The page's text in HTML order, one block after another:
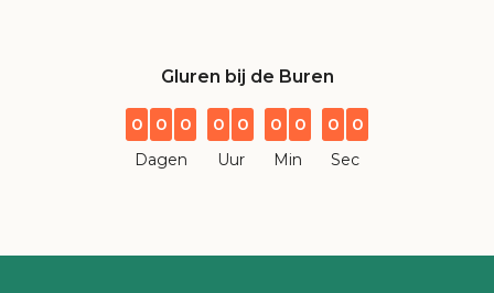
Gluren bij de Buren
0 0 0
Dagen
0 0
Uur
0 0
Min
0 0
Sec